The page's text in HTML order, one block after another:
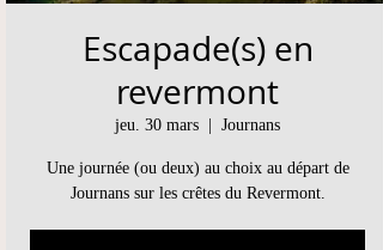
Escapade(s) en
revermont
jeu. 30 mars Journans
Une journée (ou deux) au choix au départ de